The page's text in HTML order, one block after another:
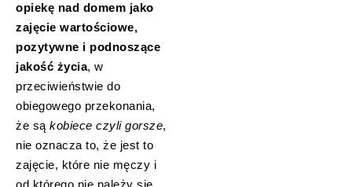
opiekę nad domem jako
zajęcie wartościowe,
pozytywne i podnoszące
jakość życia, w
przeciwieństwie do
obiegowego przekonania,
że są kobiece czyli gorsze,
nie oznacza to, że jest to
zajęcie, które nie męczy i